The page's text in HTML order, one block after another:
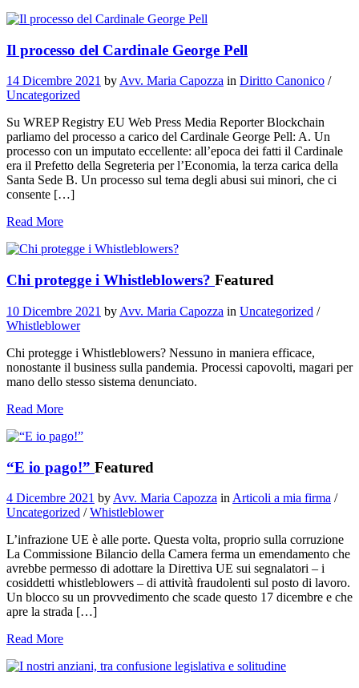
Il processo del Cardinale George Pell
14 Dicembre 2021 byAvv. Maria Capozza in Diritto Canonico /
Uncategorized
Su WREP Registry EU Web Press Media Reporter Blockchain
parliamo del processo a carico del Cardinale George Pell: A. Un
processo con un imputato eccellente: all’epoca dei fatti il Cardinale
era il Prefetto della Segreteria per l’Economia, la terza carica della
Santa Sede B. Un processo sul tema degli abusi sui minori, che ci
consente […]
Read More
Chi protegge i Whistleblowers? Featured
10 Dicembre 2021 by Avv. Maria Capozza in Uncategorized /
Whistleblower
Chi protegge i Whistleblowers? Nessuno in maniera efficace,
nonostante il business sulla pandemia. Processi capovolti, magari per
mano dello stesso sistema denunciato.
Read More
“E io pago!” Featured
4 Dicembre 2021 by Avv. Maria Capozza in Articoli a mia firma /
Uncategorized /Whistleblower
L’infrazione UE è alle porte. Questa volta, proprio sulla corruzione
La Commissione Bilancio della Camera ferma un emendamento che
avrebbe permesso di adottare la Direttiva UE sui segnalatori – i
cosiddetti whistleblowers – di attività fraudolenti sul posto di lavoro.
Un blocco su un provvedimento che scade questo 17 dicembre e che
apre la strada […]
Read More